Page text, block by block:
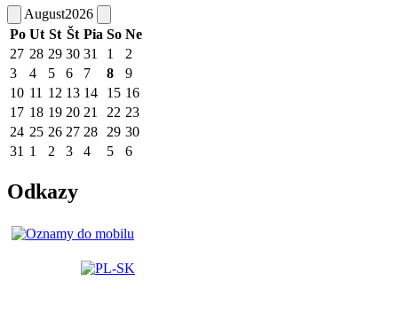
August2026
Po Ut St Št Pia So Ne
27 28 29 30 31 1
2
3
4 5 6 7 8
9
10 11 12 13 14 15 16
17 18 19 20 21 22 23
24 25 26 27 28 29 30
31 1 2 3 4 5 6
Odkazy